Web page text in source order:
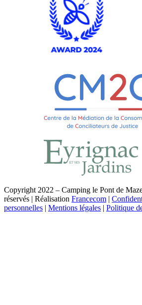
Copyright 2022 – Camping le Pont de
réservés | Réalisation Francecom |
personnelles | Mentions légales | Politique